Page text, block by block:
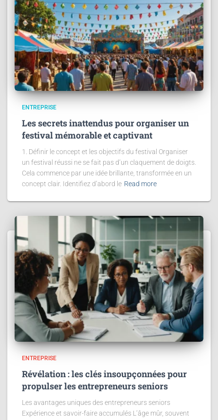
ENTREPRISE
Les secrets inattendus pour organiser un
festival mémorable et captivant
1. Définir le concept et les objectifs du festival Organiser
un festival réussi ne se fait pas d’un claquement de doigts.
Cela commence par une idée brillante, transformée en un
concept clair. Identifiez d’abord le Read more
ENTREPRISE
Révélation : les clés insoupçonnées pour
propulser les entrepreneurs seniors
Les avantages uniques des entrepreneurs seniors
Expérience et savoir-faire accumulés L’âge mûr, souvent